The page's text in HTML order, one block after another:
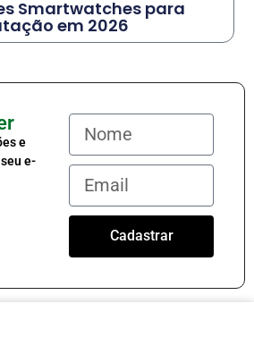
Smartwatches para
em 2026
e
e-
Cadastrar